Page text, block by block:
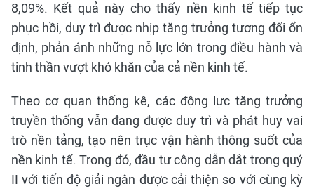
8,09%. Kết quả này cho thấy nền kinh tế tiếp tục
phục hồi, duy trì được nhịp tăng trưởng tương đối ổn
định, phản ánh những nỗ lực lớn trong điều hành và
tinh thần vượt khó khăn của cả nền kinh tế.
Theo cơ quan thống kê, các động lực tăng trưởng
truyền thống vẫn đang được duy trì và phát huy vai
trò nền tảng, tạo nên trục vận hành thông suốt của
nền kinh tế. Trong đó, đầu tư công dẫn dắt trong quý
II với tiến độ giải ngân được cải thiện so với cùng kỳ